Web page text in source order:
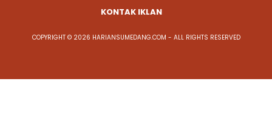
KONTAK IKLAN
COPYRIGHT © 2026 HARIANSUMEDANG.COM - ALL RIGHTS RESERVED